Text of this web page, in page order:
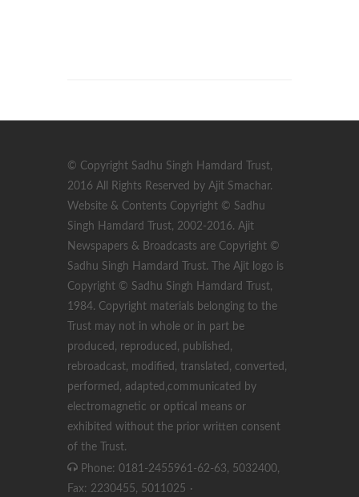
© Copyright Sadhu Singh Hamdard Trust,
2016 All Rights Reserved by Ajit Smachar.
Website & Contents Copyright © Sadhu
Singh Hamdard Trust, 2002-2016. Ajit
Newspapers & Broadcasts are Copyright ©
Sadhu Singh Hamdard Trust. The Ajit logo is
Copyright © Sadhu Singh Hamdard Trust,
1984. Copyright materials belonging to the
Trust may not in whole or in part be
produced, reproduced, published,
rebroadcast, modified, translated, converted,
performed, adapted,communicated by
electromagnetic or optical means or
exhibited without the prior written consent
of the Trust.
Phone: 0181-2455961-62-63, 5032400,
Fax: 2230455, 5011025 ·